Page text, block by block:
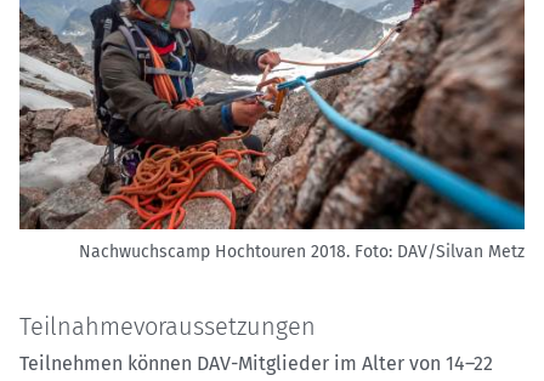
Nachwuchscamp Hochtouren 2018. Foto: DAV/Silvan Metz
Teilnahmevoraussetzungen
Teilnehmen können DAV-Mitglieder im Alter von 14–22